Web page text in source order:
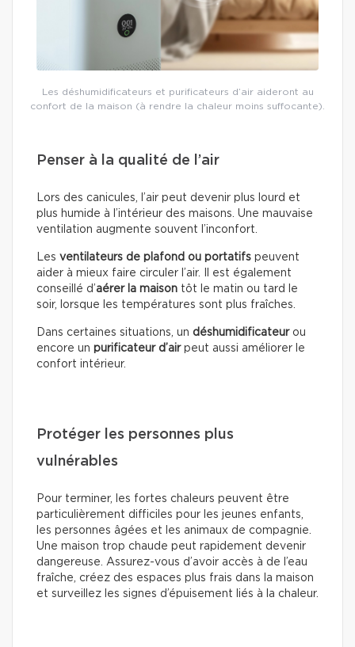
Les déshumidificateurs et purificateurs d’air aideront au
confort de la maison (à rendre la chaleur moins suffocante).
Penser à la qualité de l’air
Lors des canicules, l’air peut devenir plus lourd et
plus humide à l’intérieur des maisons. Une mauvaise
ventilation augmente souvent l’inconfort.
Les ventilateurs de plafond ou portatifs peuvent
aider à mieux faire circuler l’air. Il est également
conseillé d’aérer la maison tôt le matin ou tard le
soir, lorsque les températures sont plus fraîches.
Dans certaines situations, un déshumidificateurou
encore un purificateur d’airpeut aussi améliorer le
confort intérieur.
Protéger les personnes plus
vulnérables
Pour terminer, les fortes chaleurs peuvent être
particulièrement difficiles pour les jeunes enfants,
les personnes âgées et les animaux de compagnie.
Une maison trop chaude peut rapidement devenir
dangereuse. Assurez-vous d’avoir accès à de l’eau
fraîche, créez des espaces plus frais dans la maison
et surveillez les signes d’épuisement liés à la chaleur.